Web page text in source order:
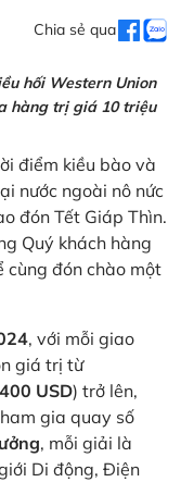
Chia sẻ qua
hối Western Union
hàng trị giá 10 triệu
điểm kiều bào và
nước ngoài nô nức
đón Tết Giáp Thìn.
Quý khách hàng
cùng đón chào một
, với mỗi giao
giá trị từ
400 USD) trở lên,
gia quay số
, mỗi giải là
Di động, Điện